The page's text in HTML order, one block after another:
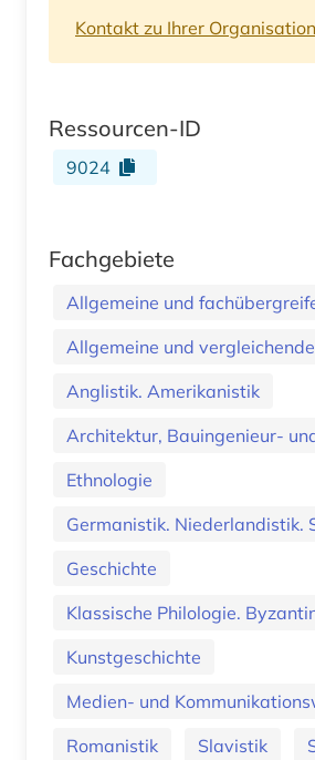
Kontakt zu Ihrer Organisation
Ressourcen-ID
9024
Fachgebiete
Allgemeine und
Allgemeine und
Anglistik. Amerikanistik
Architektur, Bauingenieur-
Ethnologie
Germanistik. Niederlandistik.
Geschichte
Klassische Philologie.
Kunstgeschichte
Medien- und
Romanistik
Slavistik